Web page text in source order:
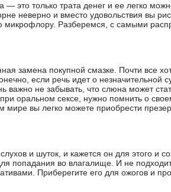
— это только трата денег и ее легко
неверно и вместо удовольствия вы
Разберемся, с самыми
замена покупной смазке. Почти все
если речь идет о незначительной
важно не забывать, что слюна может
оральном сексе, нужно помнить о
мире вы легко можете приобрести
и шуток, и кажется он для этого и
попадания во влагалище. И не
Приберегите его для ожогов и